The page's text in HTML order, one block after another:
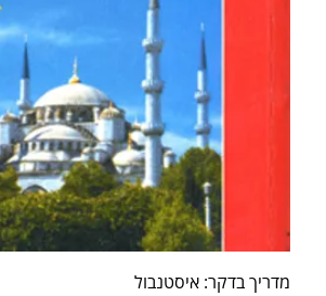
מדריך בדקר: איסטנבול